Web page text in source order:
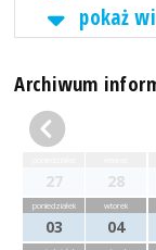
pokaż
Archiwum
27 28
poniedziałek
03
wtorek
04